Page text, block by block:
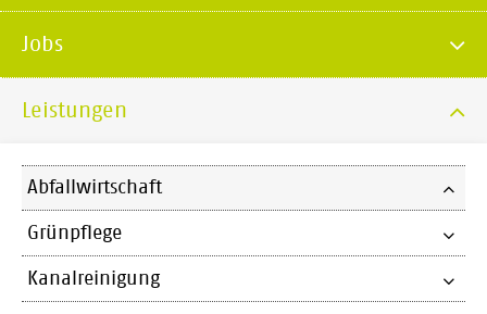
Jobs
Leistungen
Abfallwirtschaft
Grünpflege
Kanalreinigung